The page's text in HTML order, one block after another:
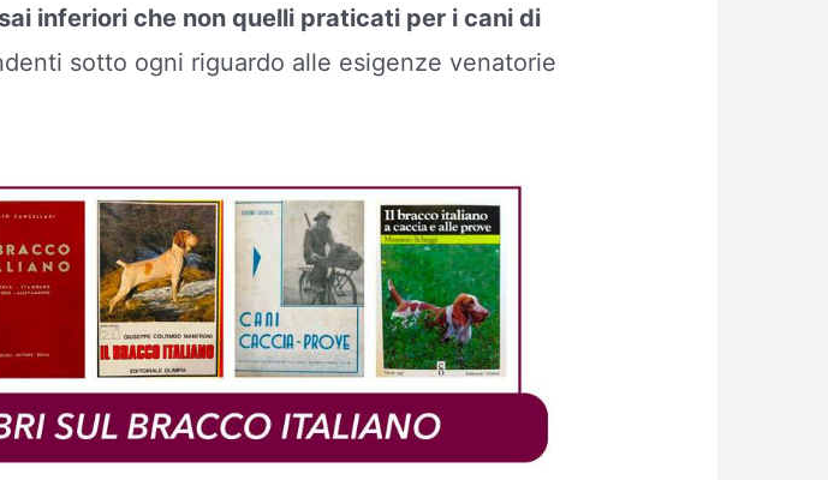
inferiori che non quelli praticati per i cani di
sotto ogni riguardo alle esigenze venatorie